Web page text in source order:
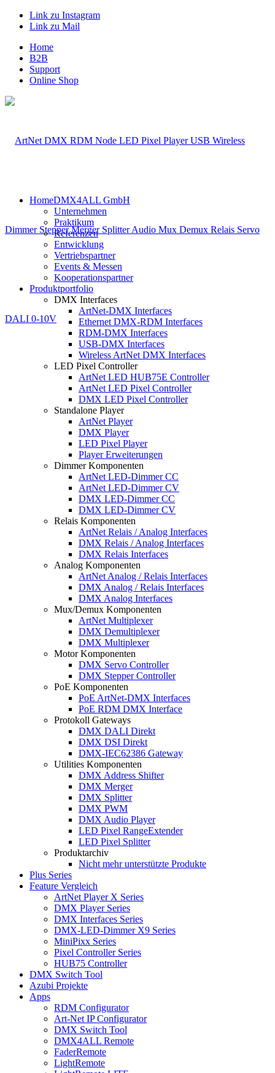
Link zu Instagram
Link zu Mail
Home
B2B
Support
Online Shop
HomeDMX4ALL GmbH
Unternehmen
Praktikum
Referenzen
Entwicklung
Vertriebspartner
Events & Messen
Kooperationspartner
Produktportfolio
DMX Interfaces
ArtNet-DMX Interfaces
Ethernet DMX-RDM Interfaces
RDM-DMX Interfaces
USB-DMX Interfaces
Wireless ArtNet DMX Interfaces
LED Pixel Controller
ArtNet LED HUB75E Controller
ArtNet LED Pixel Controller
DMX LED Pixel Controller
Standalone Player
ArtNet Player
DMX Player
LED Pixel Player
Player Erweiterungen
Dimmer Komponenten
ArtNet LED-Dimmer CC
ArtNet LED-Dimmer CV
DMX LED-Dimmer CC
DMX LED-Dimmer CV
Relais Komponenten
ArtNet Relais / Analog Interfaces
DMX Relais / Analog Interfaces
DMX Relais Interfaces
Analog Komponenten
ArtNet Analog / Relais Interfaces
DMX Analog / Relais Interfaces
DMX Analog Interfaces
Mux/Demux Komponenten
ArtNet Multiplexer
DMX Demultiplexer
DMX Multiplexer
Motor Komponenten
DMX Servo Controller
DMX Stepper Controller
PoE Komponenten
PoE ArtNet-DMX Interfaces
PoE RDM DMX Interface
Protokoll Gateways
DMX DALI Direkt
DMX DSI Direkt
DMX-IEC62386 Gateway
Utilities Komponenten
DMX Address Shifter
DMX Merger
DMX Splitter
DMX PWM
DMX Audio Player
LED Pixel RangeExtender
LED Pixel Splitter
Produktarchiv
Nicht mehr unterstützte Produkte
Plus Series
Feature Vergleich
ArtNet Player X Series
DMX Player Series
DMX Interfaces Series
DMX-LED-Dimmer X9 Series
MiniPixx Series
Pixel Controller Series
HUB75 Controller
DMX Switch Tool
Azubi Projekte
Apps
RDM Configurator
Art-Net IP Configurator
DMX Switch Tool
DMX4ALL Remote
FaderRemote
LightRemote